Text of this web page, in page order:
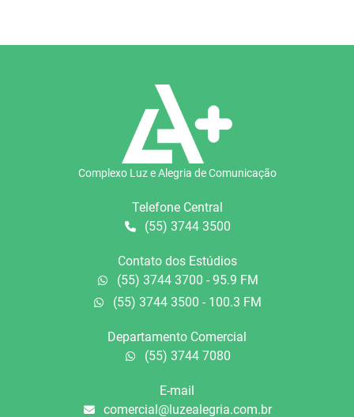
Complexo Luz e Alegria de Comunicação
Telefone Central
(55) 3744 3500
Contato dos Estúdios
(55) 3744 3700 - 95.9 FM
(55) 3744 3500 - 100.3 FM
Departamento Comercial
(55) 3744 7080
E-mail
comercial@luzealegria.com.br